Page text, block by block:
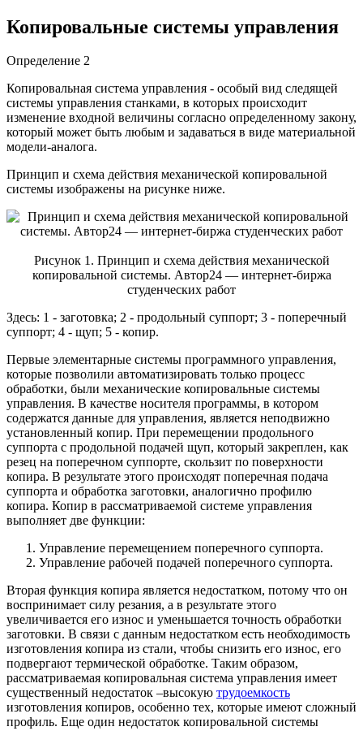
Копировальные системы управления
Определение 2
Копировальная система управления - особый вид следящей
системы управления станками, в которых происходит
изменение входной величины согласно определенному закону,
который может быть любым и задаваться в виде материальной
модели-аналога.
Принцип и схема действия механической копировальной
системы изображены на рисунке ниже.
Рисунок 1. Принцип и схема действия механической
копировальной системы. Автор24 — интернет-биржа
студенческих работ
Здесь: 1 - заготовка; 2 - продольный суппорт; 3 - поперечный
суппорт; 4 - щуп; 5 - копир.
Первые элементарные системы программного управления,
которые позволили автоматизировать только процесс
обработки, были механические копировальные системы
управления. В качестве носителя программы, в котором
содержатся данные для управления, является неподвижно
установленный копир. При перемещении продольного
суппорта с продольной подачей щуп, который закреплен, как
резец на поперечном суппорте, скользит по поверхности
копира. В результате этого происходят поперечная подача
суппорта и обработка заготовки, аналогично профилю
копира. Копир в рассматриваемой системе управления
выполняет две функции:
Управление перемещением поперечного суппорта.
Управление рабочей подачей поперечного суппорта.
Вторая функция копира является недостатком, потому что он
воспринимает силу резания, а в результате этого
увеличивается его износ и уменьшается точность обработки
заготовки. В связи с данным недостатком есть необходимость
изготовления копира из стали, чтобы снизить его износ, его
подвергают термической обработке. Таким образом,
рассматриваемая копировальная система управления имеет
существенный недостаток –высокую трудоемкость
изготовления копиров, особенно тех, которые имеют сложный
профиль. Еще один недостаток копировальной системы